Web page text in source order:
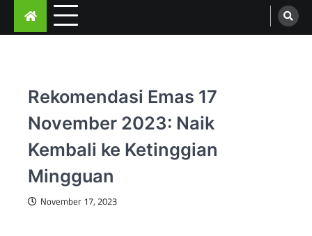
Rekomendasi Emas 17
November 2023: Naik
Kembali ke Ketinggian
Mingguan
November 17, 2023